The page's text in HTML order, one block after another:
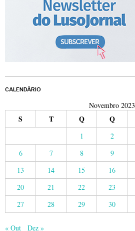
CALENDÁRIO
Novembro 2023
S T Q Q
1 2
6
7 8 9
13
14 15 16
20
21 22 23
27
28 29 30
« Out Dez »